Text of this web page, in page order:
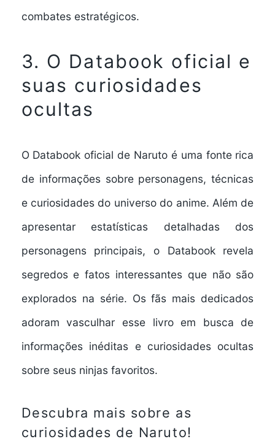
combates estratégicos.
3. O Databook oficial e
suas curiosidades
ocultas
O Databook oficial de Naruto é uma fonte rica
de informações sobre personagens, técnicas
e curiosidades do universo do anime. Além de
apresentar estatísticas detalhadas dos
personagens principais, o Databook revela
segredos e fatos interessantes que não são
explorados na série. Os fãs mais dedicados
adoram vasculhar esse livro em busca de
informações inéditas e curiosidades ocultas
sobre seus ninjas favoritos.
Descubra mais sobre as
curiosidades de Naruto!